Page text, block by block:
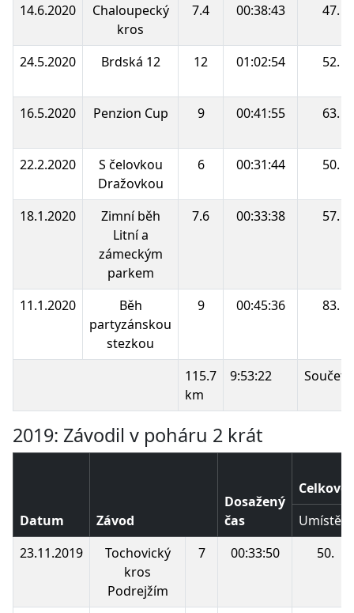
14.6.2020
Chaloupecký
kros
7.4 00:38:43 47.
24.5.2020 Brdská 12 12 01:02:54 52.
16.5.2020 Penzion Cup 9 00:41:55 63.
22.2.2020
S čelovkou
Dražovkou
6 00:31:44 50.
18.1.2020
Zimní běh
Litní a
zámeckým
parkem
7.6 00:33:38 57.
11.1.2020
Běh
partyzánskou
stezkou
9 00:45:36 83.
115.7
km
9:53:22 Součet
2019: Závodil v poháru 2 krát
Datum Závod
Dosažený
čas
Celkové
Umístění
23.11.2019
Tochovický
kros
Podrejžím
7 00:33:50 50.